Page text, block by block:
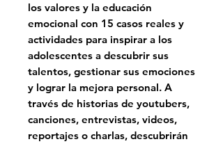
los valores y la educación
emocional con 15 casos reales y
actividades para inspirar a los
adolescentes a descubrir sus
talentos, gestionar sus emociones
y lograr la mejora personal. A
través de historias de youtubers,
canciones, entrevistas, videos,
reportajes o charlas, descubrirán